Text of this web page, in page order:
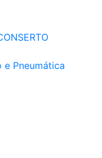
Pneumática